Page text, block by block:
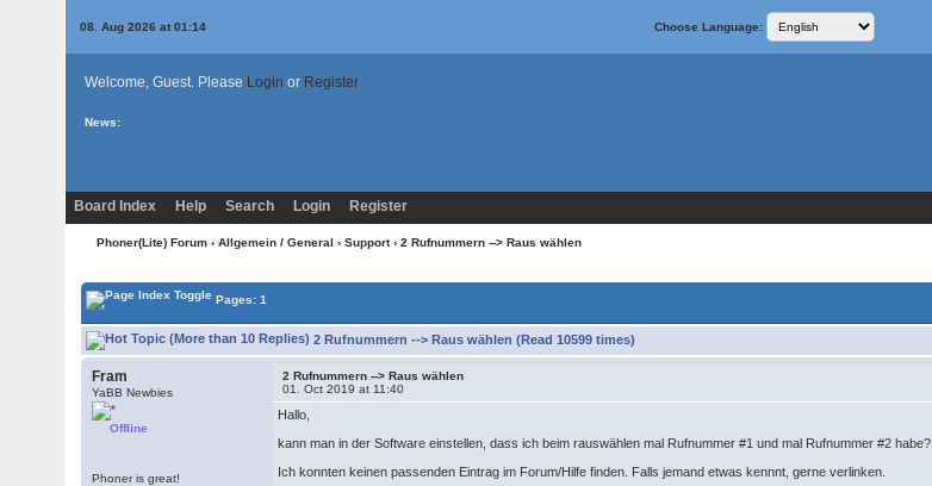
08. Aug 2026 at 01:14 Choose Language:
Welcome, Guest. Please Login or Register
News:
Board Index Help Search Login Register
Phoner(Lite) Forum › Allgemein / General › Support› 2 Rufnummern --> Raus wählen
Pages: 1
2 Rufnummern --> Raus wählen (Read 10599 times)
Fram
YaBB Newbies
Offline
Phoner is great!
2 Rufnummern --> Raus wählen
01. Oct 2019 at 11:40
Hallo,
kann man in der Software einstellen, dass ich beim rauswählen mal Rufnummer #1 und mal Rufnummer #2 habe?
Ich konnten keinen passenden Eintrag im Forum/Hilfe finden. Falls jemand etwas kennnt, gerne verlinken.